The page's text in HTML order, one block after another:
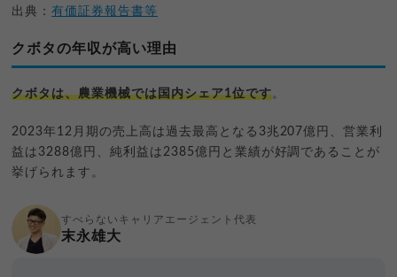
出典：有価証券報告書等
クボタの年収が高い理由
クボタは、農業機械では国内シェア1位です。
2023年12月期の売上高は過去最高となる3兆207億円、営業利
益は3288億円、純利益は2385億円と業績が好調であることが
挙げられます。
すべらないキャリアエージェント代表
末永雄大